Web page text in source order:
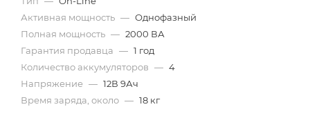
Активная мощность — Однофазный
Полная мощность — 2000 ВА
Гарантия продавца — 1 год
Количество аккумуляторов — 4
Напряжение — 12В 9Ач
Время заряда, около — 18 кг